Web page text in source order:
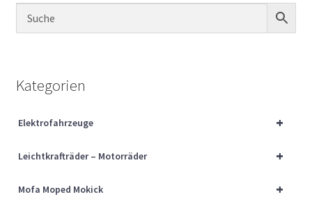
Sachs Ersatzteile
Über uns
Vertrag widerrufen
Widerrufsbelehrung
Cart
Kategorien
+
Elektrofahrzeuge
+
Leichtkrafträder – Motorräder
+
Mofa Moped Mokick